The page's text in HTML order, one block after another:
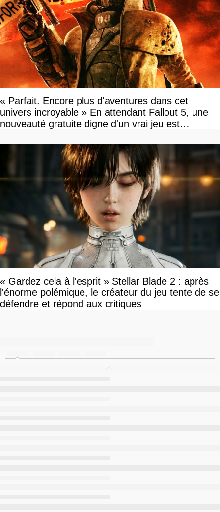
« Parfait. Encore plus d'aventures dans cet
univers incroyable » En attendant Fallout 5, une
nouveauté gratuite digne d'un vrai jeu est
« Gardez cela à l'esprit » Stellar Blade 2 : après
l'énorme polémique, le créateur du jeu tente de se
défendre et répond aux critiques